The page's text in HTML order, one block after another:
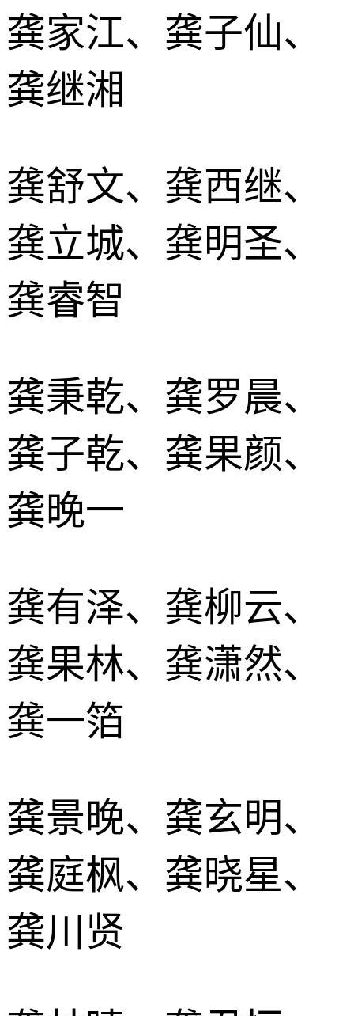
龚家江、龚子仙、
龚继湘
龚舒文、龚西继、
龚立城、龚明圣、
龚睿智
龚秉乾、龚罗晨、
龚子乾、龚果颜、
龚晚一
龚有泽、龚柳云、
龚果林、龚潇然、
龚一箔
龚景晚、龚玄明、
龚庭枫、龚晓星、
龚川贤